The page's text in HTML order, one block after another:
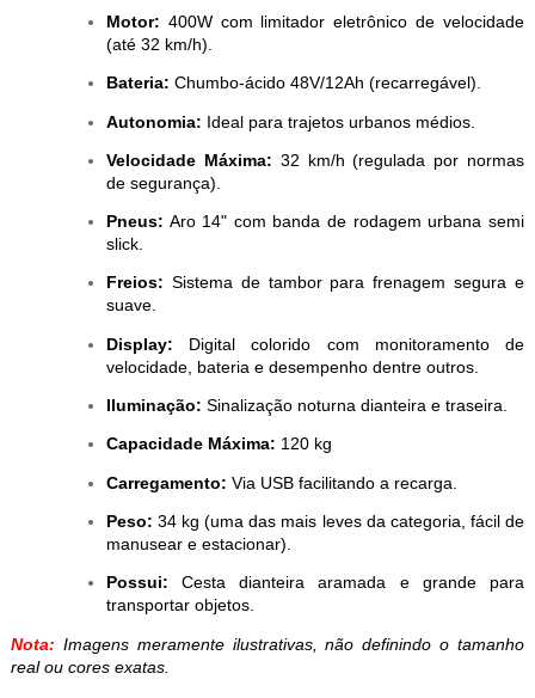
Motor: 400W com limitador eletrônico de velocidade
(até 32 km/h).
Bateria: Chumbo-ácido 48V/12Ah (recarregável).
Autonomia: Ideal para trajetos urbanos médios.
Velocidade Máxima: 32 km/h (regulada por normas
de segurança).
Pneus: Aro 14" com banda de rodagem urbana semi
slick.
Freios: Sistema de tambor para frenagem segura e
suave.
Display: Digital colorido com monitoramento de
velocidade, bateria e desempenho dentre outros.
Iluminação: Sinalização noturna dianteira e traseira.
Capacidade Máxima: 120 kg
Carregamento: Via USB facilitando a recarga.
Peso: 34 kg (uma das mais leves da categoria, fácil de
manusear e estacionar).
Possui: Cesta dianteira aramada e grande para
transportar objetos.
Nota: Imagens meramente ilustrativas, não definindo o tamanho
real ou cores exatas.